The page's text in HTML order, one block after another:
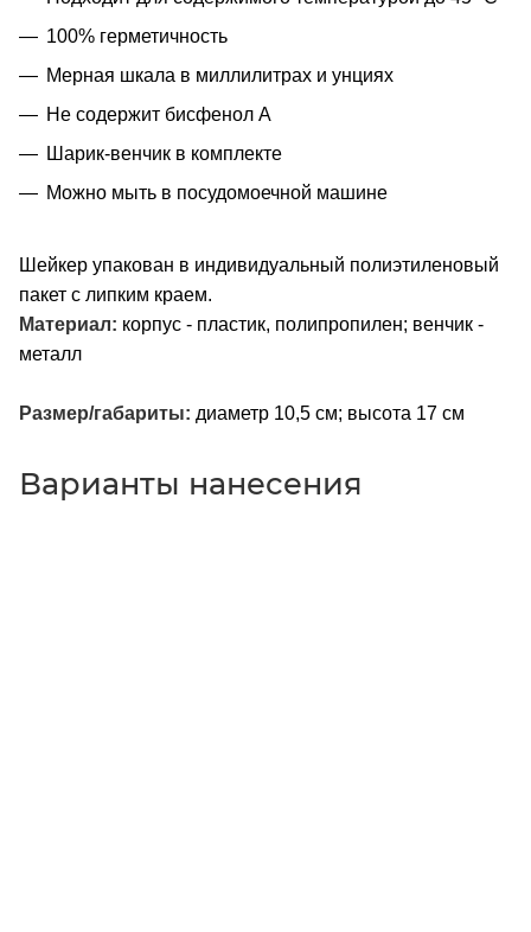
100% герметичность
Мерная шкала в миллилитрах и унциях
Не содержит бисфенол А
Шарик-венчик в комплекте
Можно мыть в посудомоечной машине
Шейкер упакован в индивидуальный полиэтиленовый
пакет с липким краем.
Материал: корпус - пластик, полипропилен; венчик -
металл
Размер/габариты: диаметр 10,5 см; высота 17 см
Варианты нанесения